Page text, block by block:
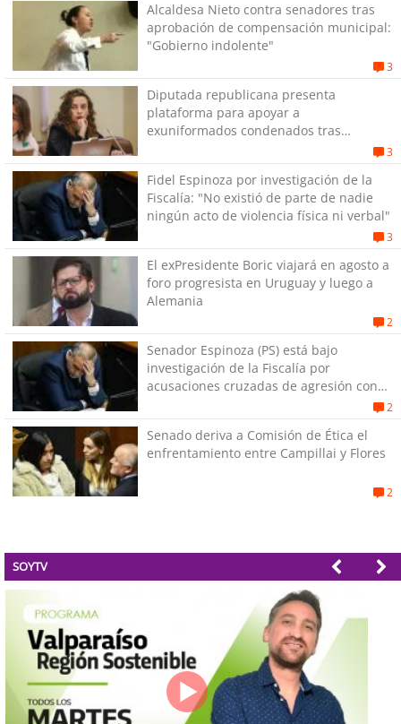
Alcaldesa Nieto contra senadores tras
aprobación de compensación municipal:
"Gobierno indolente"
3
Diputada republicana presenta
plataforma para apoyar a
exuniformados condenados tras
3
Fidel Espinoza por investigación de la
Fiscalía: "No existió de parte de nadie
ningún acto de violencia física ni verbal"
3
El exPresidente Boric viajará en agosto a
foro progresista en Uruguay y luego a
Alemania
2
Senador Espinoza (PS) está bajo
investigación de la Fiscalía por
acusaciones cruzadas de agresión con
2
Senado deriva a Comisión de Ética el
enfrentamiento entre Campillai y Flores
2
SOYTV